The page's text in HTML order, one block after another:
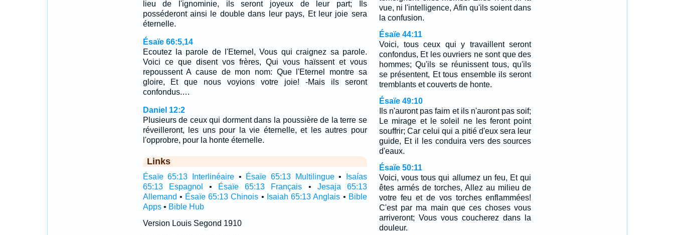
lieu de l'ignominie, ils seront joyeux de leur part; Ils
posséderont ainsi le double dans leur pays, Et leur joie sera
éternelle.
Ésaïe 66:5,14
Ecoutez la parole de l'Eternel, Vous qui craignez sa parole.
Voici ce que disent vos frères, Qui vous haïssent et vous
repoussent A cause de mon nom: Que l'Eternel montre sa
gloire, Et que nous voyions votre joie! -Mais ils seront
confondus.…
Daniel 12:2
Plusieurs de ceux qui dorment dans la poussière de la terre se
réveilleront, les uns pour la vie éternelle, et les autres pour
l'opprobre, pour la honte éternelle.
Links
Ésaïe 65:13 Interlinéaire• Ésaïe 65:13 Multilingue•
Isaías
65:13 Espagnol
• Ésaïe 65:13 Français • Jesaja 65:13
Allemand • Ésaïe 65:13 Chinois • Isaiah 65:13 Anglais • Bible
Apps• Bible Hub
Version Louis Segond 1910
vue, ni l'intelligence, Afin qu'ils soient dans
la confusion.
Ésaïe 44:11
Voici, tous ceux qui y travaillent seront
confondus, Et les ouvriers ne sont que des
hommes; Qu'ils se réunissent tous, qu'ils
se présentent, Et tous ensemble ils seront
tremblants et couverts de honte.
Ésaïe 49:10
Ils n'auront pas faim et ils n'auront pas soif;
Le mirage et le soleil ne les feront point
souffrir; Car celui qui a pitié d'eux sera leur
guide, Et il les conduira vers des sources
d'eaux.
Ésaïe 50:11
Voici, vous tous qui allumez un feu, Et qui
êtes armés de torches, Allez au milieu de
votre feu et de vos torches enflammées!
C'est par ma main que ces choses vous
arriveront; Vous vous coucherez dans la
douleur.